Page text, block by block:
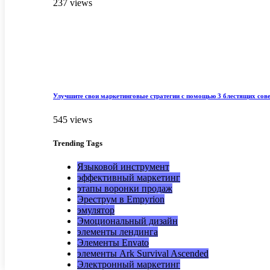
237 views
Улучшите свои маркетинговые стратегии с помощью 3 блестящих
545 views
Trending Tags
Языковой инструмент
эффективный маркетинг
этапы воронки продаж
Эреструм в Empyrion
эмулятор
Эмоциональный дизайн
элементы лендинга
Элементы Envato
элементы Ark Survival Ascended
Электронный маркетинг